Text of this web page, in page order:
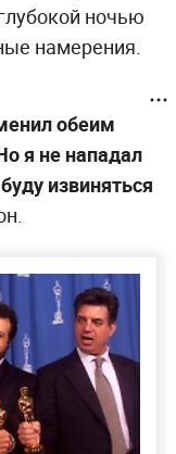
ночью
намерения.
обеим
я не нападал
извиняться